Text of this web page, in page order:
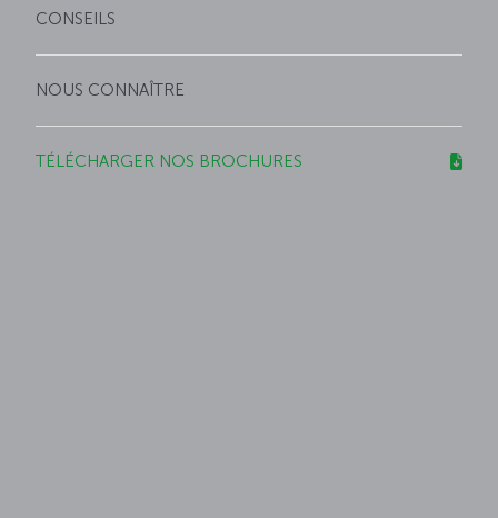
CONSEILS
NOUS CONNAÎTRE
TÉLÉCHARGER NOS BROCHURES